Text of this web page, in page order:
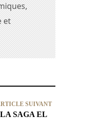
et
SUIVANT
LA SAGA EL